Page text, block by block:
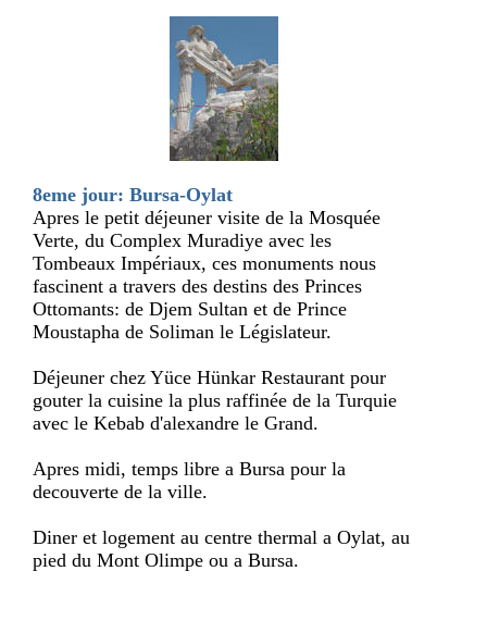
8eme jour: Bursa-Oylat
Apres le petit déjeuner visite de la Mosquée
Verte, du Complex Muradiye avec les
Tombeaux Impériaux, ces monuments nous
fascinent a travers des destins des Princes
Ottomants: de Djem Sultan et de Prince
Moustapha de Soliman le Législateur.
Déjeuner chez Yüce Hünkar Restaurant pour
gouter la cuisine la plus raffinée de la Turquie
avec le Kebab d'alexandre le Grand.
Apres midi, temps libre a Bursa pour la
decouverte de la ville.
Diner et logement au centre thermal a Oylat, au
pied du Mont Olimpe ou a Bursa.